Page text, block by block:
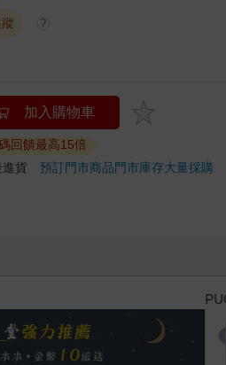
?
加入購物車
回饋最高15倍
進貨預訂門市商品門市庫存大量採購
參考書
禮券！